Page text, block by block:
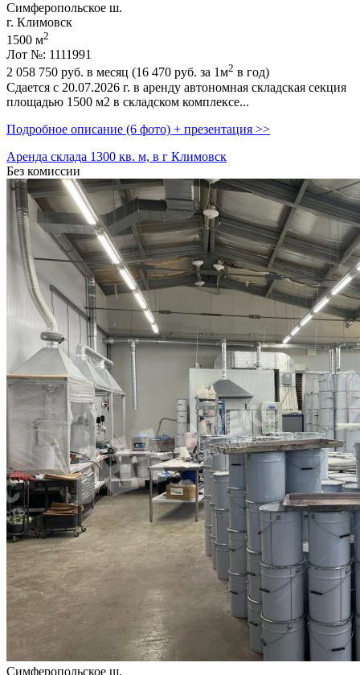
Симферопольское ш.
г. Климовск
1500 м2
Лот №: 1111991
2 058 750 руб. в месяц (16 470 руб. за 1м2 в год)
Сдается с 20.07.2026 г. в аренду автономная складская секция
площадью 1500 м2 в складском комплексе...
Подробное описание (6 фото) + презентация >>
Аренда склада 1300 кв. м, в г Климовск
Без комиссии
Симферопольское ш.